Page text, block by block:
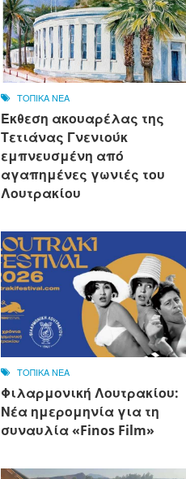
ΤΟΠΙΚΑ ΝΕΑ
Έκθεση ακουαρέλας της
Τετιάνας Γνενιούκ
εμπνευσμένη από
αγαπημένες γωνιές του
Λουτρακίου
ΤΟΠΙΚΑ ΝΕΑ
Φιλαρμονική Λουτρακίου:
Νέα ημερομηνία για τη
συναυλία «Finos Film»